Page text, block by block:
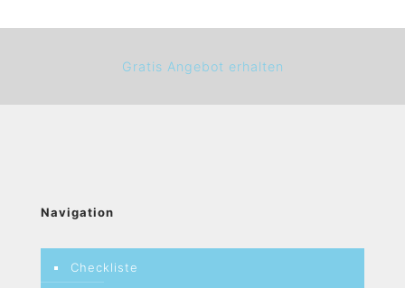
Gratis Angebot erhalten
Navigation
Checkliste